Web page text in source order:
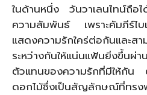
ในด้านหนึ่ง วันวาเลนไทน์ถือ
ความสัมพันธ์ เพราะคัมภีร์ไบ
แสดงความรักใคร่ต่อกันและส
ระหว่างกันให้แน่นแฟ้นยิ่งขึ้นผ่
ตัวแทนของความรักที่มีให้กัน
ดอกไม้ซึ่งเป็นสัญลักษณ์ที่ทรง